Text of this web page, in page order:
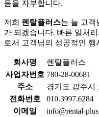
음을 자부합니다.
저희 렌탈플러스는 늘 고객
가 되겠습니다. 빠른 일처
로서 고객님의 성공적인
회사명
렌탈플러스
사업자번호 780-28-00681
주소
경기도 광주시
전화번호
010.3997.6284
이메일
info@rental-